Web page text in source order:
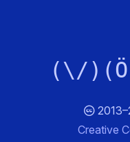
(\/
Creative